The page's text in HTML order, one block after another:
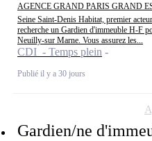
AGENCE GRAND PARIS GRAND
Seine Saint-Denis Habitat, premier
recherche un Gardien d'immeuble H-F
Neuilly-sur Marne. Vous assurez les...
CDI - Temps plein
Publié il y a 30 jours
Gardien/ne